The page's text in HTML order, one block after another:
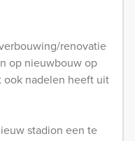
renovatie
op nieuwbouw op
ook nadelen heeft uit
stadion een te